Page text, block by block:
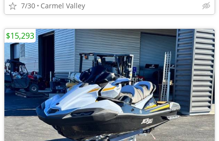
7/30 Carmel Valley
$15,293